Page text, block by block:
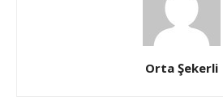
Orta Şekerli